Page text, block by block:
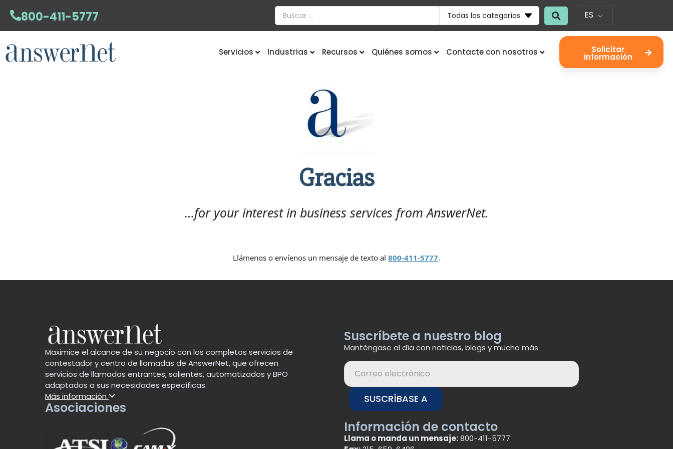
800-411-5777 Todas las categorías ES
Servicios Industrias Recursos Quiénes somos Contacte con nosotros Solicitar
información
Gracias
…for your interest in business services from AnswerNet.
Llámenos o envíenos un mensaje de texto al 800-411-5777.
Maximice el alcance de su negocio con los completos servicios de
contestador y centro de llamadas de AnswerNet, que ofrecen
servicios de llamadas entrantes, salientes, automatizados y BPO
adaptados a sus necesidades específicas.
Más información
Asociaciones
Suscríbete a nuestro blog
Manténgase al día con noticias, blogs y mucho más.
SUSCRÍBASE A
Información de contacto
Llama o manda un mensaje:800-411-5777